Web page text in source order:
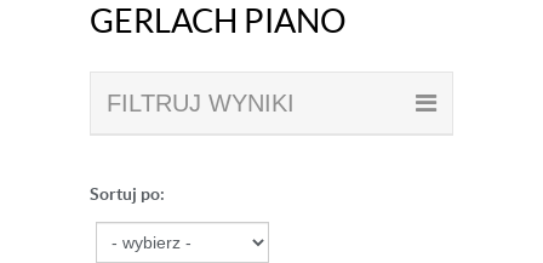
GERLACH PIANO
FILTRUJ WYNIKI
Sortuj po: